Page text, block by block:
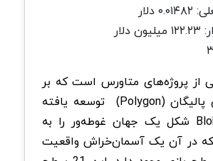
دلار
از پروژه‌های متاورس است که بر
روی بلاک‌چین پالیگان (Polygon) توسعه یافته
است. Bloktopia شکل یک جهان غوطه‌ور را به
در آن یک آسمان‌خراش واقعیت